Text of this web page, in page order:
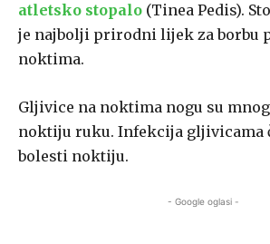
atletsko stopalo (Tinea Pedis).
je najbolji prirodni lijek za borbu
noktima.
Gljivice na noktima nogu su
noktiju ruku. Infekcija gljivicama
bolesti noktiju.
- Google oglasi -